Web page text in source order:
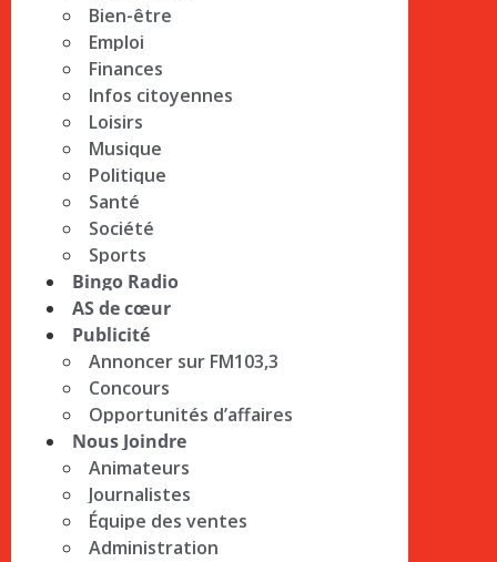
Bien-être
Emploi
Finances
Infos citoyennes
Loisirs
Musique
Politique
Santé
Société
Sports
Bingo Radio
AS de cœur
Publicité
Annoncer sur FM103,3
Concours
Opportunités d’affaires
Nous Joindre
Animateurs
Journalistes
Équipe des ventes
Administration